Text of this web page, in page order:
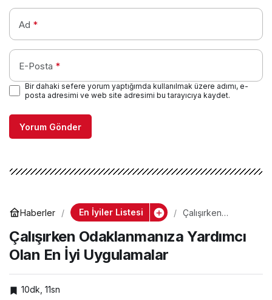
Ad *
E-Posta *
Bir dahaki sefere yorum yaptığımda kullanılmak üzere adımı, e-
posta adresimi ve web site adresimi bu tarayıcıya kaydet.
Yorum Gönder
Haberler En İyiler Listesi
Çalışırken
Yardımcı Olan En
İyi Uygulamalar
Çalışırken Odaklanmanıza Yardımcı
Olan En İyi Uygulamalar
10dk, 11sn